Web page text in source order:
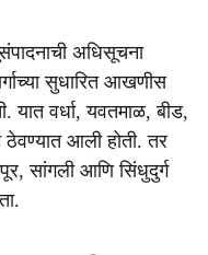
अधिसूचना
सुधारित आखणीस
यात वर्धा, यवतमाळ, बीड,
आली होती. तर
सांगली आणि सिंधुदुर्ग